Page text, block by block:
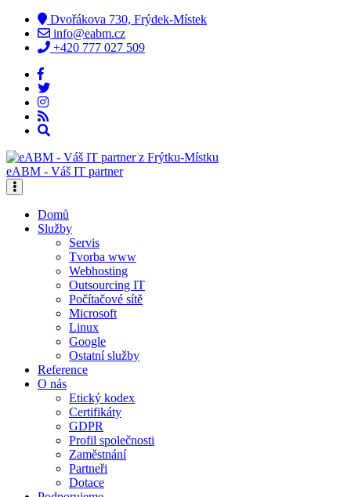
Dvořákova 730, Frýdek-Místek
info@eabm.cz
+420 777 027 509
eABM - Váš IT partner
Domů
Služby
Servis
Tvorba www
Webhosting
Outsourcing IT
Počítačové sítě
Microsoft
Linux
Google
Ostatní služby
Reference
O nás
Etický kodex
Certifikáty
GDPR
Profil společnosti
Zaměstnání
Partneři
Dotace